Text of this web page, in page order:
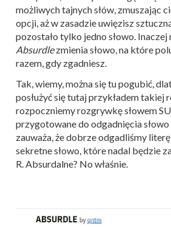
możliwych tajnych słów, zmuszając
opcji, aż w zasadzie uwięzisz
pozostało tylko jedno słowo. Inaczej
Absurdlezmienia słowo, na które
razem, gdy zgadniesz.
Tak, wiemy, można się tu pogubić,
posłużyć się tutaj przykładem takiej
rozpoczniemy rozgrywkę słowem
przygotowane do odgadnięcia
zauważa, że dobrze odgadliśmy
sekretne słowo, które nadal będzie
R. Absurdalne? No właśnie.